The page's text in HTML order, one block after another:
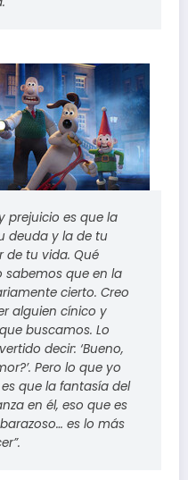
prejuicio es que la
deuda y la de tu
de tu vida. Qué
sabemos que en la
cierto. Creo
alguien cínico y
buscamos. Lo
decir: ‘Bueno,
Pero lo que yo
que la fantasía del
en él, eso que es
es lo más